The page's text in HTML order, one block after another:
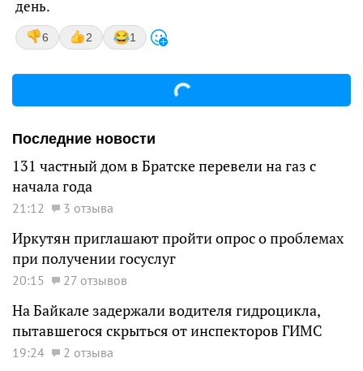
день.
6 2 1
Последние новости
131 частный дом в Братске перевели на газ с
начала года
21:12 3 отзыва
Иркутян приглашают пройти опрос о проблемах
при получении госуслуг
20:15 27 отзывов
На Байкале задержали водителя гидроцикла,
пытавшегося скрыться от инспекторов ГИМС
19:24 2 отзыва